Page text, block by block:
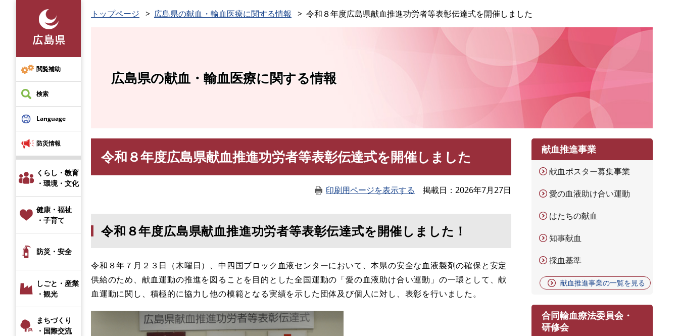
先
頭
で
す
閲覧補助
検索
Language
防災情報
くらし・教育
・環境・文化
健康・福祉
・子育て
防災・安全
しごと・産業
・観光
まちづくり
・国際交流
トップページ 広島県の献血・輸血医療に関する情報 令和８年度広島県献血推進功労者等表彰伝達式を開催しました
広島県の献血・輸血医療に関する情報
令和８年度広島県献血推進功労者等表彰伝達式を開催しました
印刷用ページを表示する 掲載日 2026年7月27日
令和８年度広島県献血推進功労者等表彰伝達式を開催しました！
令和８年７月２３日（木曜日）、中四国ブロック血液センターにおいて、本県の安全な血液製剤の確保と安定
供給のため、献血運動の推進を図ることを目的とした全国運動の「愛の血液助け合い運動」の一環として、献
血運動に関し、積極的に協力し他の模範となる実績を示した団体及び個人に対し、表彰を行いました。
献血推進事業
献血ポスター募集事業
愛の血液助け合い運動
はたちの献血
知事献血
採血基準
献血推進事業の一覧を見る
合同輸血療法委員会・
研修会